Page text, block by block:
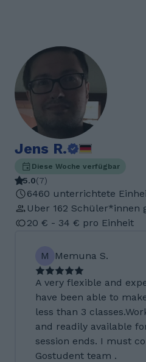
Jens R.
Diese Woche verfügbar
5.0(7)
6460 unterrichtete
Uber 162 Schüler*innen
20 € - 34 € pro Einheit
M Memuna S.
A very flexible and
have been able to
less than 3
and readily available
session ends. I must
Gostudent team .